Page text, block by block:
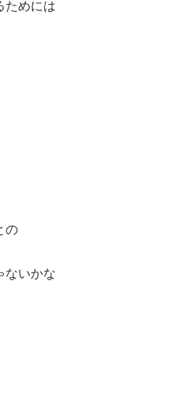
ためには
の
ないかな